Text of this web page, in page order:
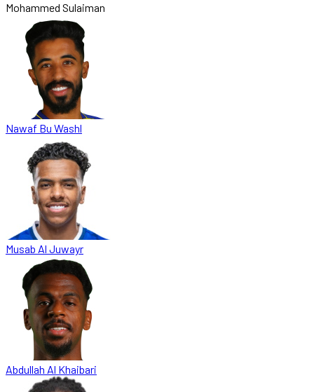
Mohammed Sulaiman
Nawaf Bu Washl
Musab Al Juwayr
Abdullah Al Khaibari